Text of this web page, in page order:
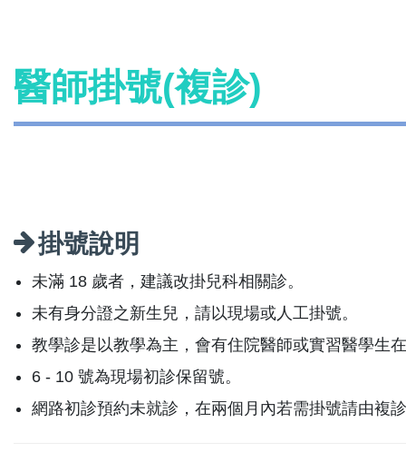
醫師掛號(複診)
掛號說明
未滿 18 歲者，建議改掛兒科相關診。
未有身分證之新生兒，請以現場或人工掛號。
教學診是以教學為主，會有住院醫師或實習醫學生
6 - 10 號為現場初診保留號。
網路初診預約未就診，在兩個月內若需掛號請由複